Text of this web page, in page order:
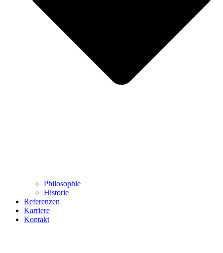
Philosophie
Historie
Referenzen
Karriere
Kontakt